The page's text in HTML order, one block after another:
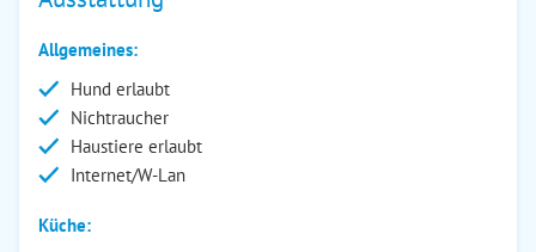
Allgemeines:
Hund erlaubt
Nichtraucher
Haustiere erlaubt
Internet/W-Lan
Küche: